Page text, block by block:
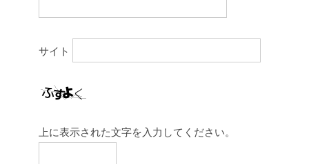
サイト
上に表示された文字を入力してください。